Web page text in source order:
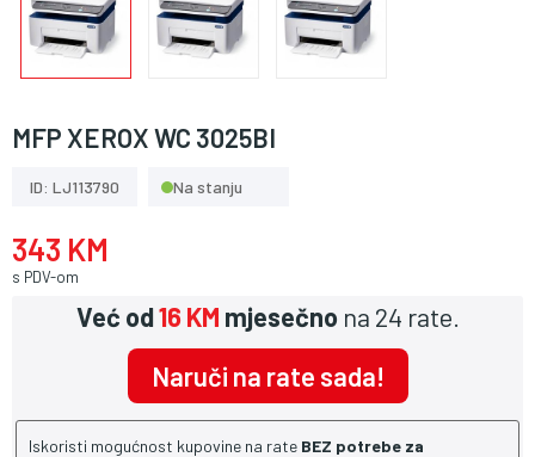
MFP XEROX WC 3025BI
ID: LJ113790 Na stanju
343 KM
s PDV-om
Već od16 KM mjesečno na 24 rate.
Naruči na rate sada!
Iskoristi mogućnost kupovine na rate BEZ potrebe za